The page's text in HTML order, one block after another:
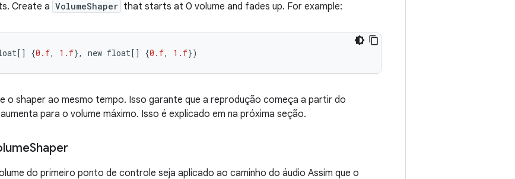
. Create a VolumeShaper that starts at 0 volume and fades up. For example:
[] {0.f, 1.f}, new float[] {0.f, 1.f})
o shaper ao mesmo tempo. Isso garante que a reprodução começa a partir do
para o volume máximo. Isso é explicado em na próxima seção.
Shaper
do primeiro ponto de controle seja aplicado ao caminho do áudio Assim que o